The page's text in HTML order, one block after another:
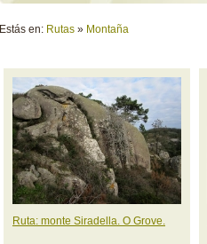
Estás en: Rutas » Montaña
Ruta: monte Siradella. O Grove.